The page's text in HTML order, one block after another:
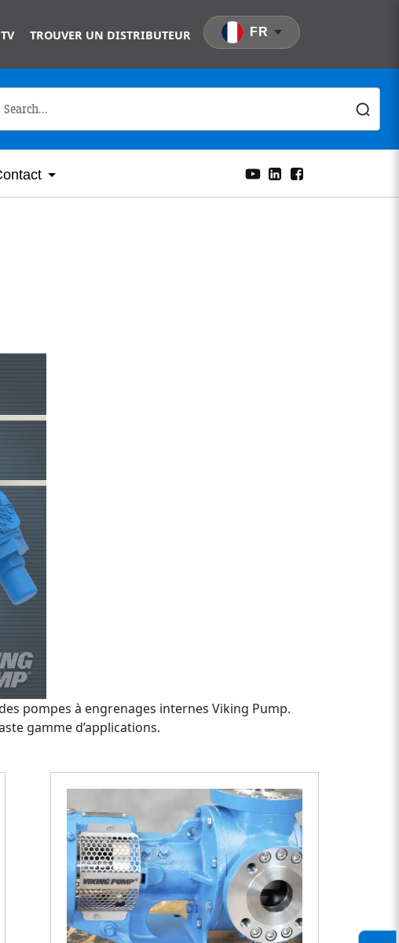
TROUVER UN DISTRIBUTEUR FR
pompes à engrenages internes Viking Pump.
gamme d’applications.